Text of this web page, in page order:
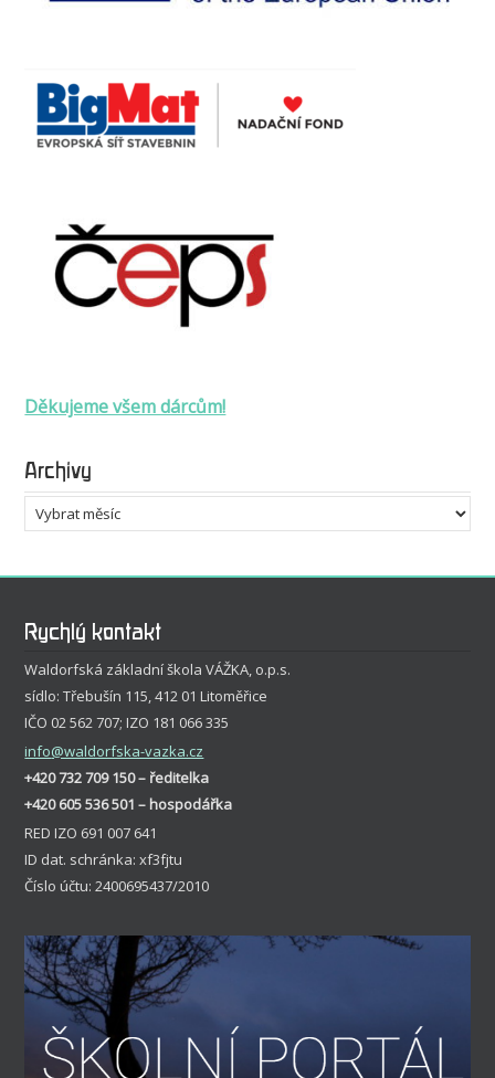
Děkujeme všem dárcům!
Archivy
Archivy
Rychlý kontakt
Waldorfská základní škola VÁŽKA, o.p.s.
sídlo: Třebušín 115, 412 01 Litoměřice
IČO 02 562 707; IZO 181 066 335
info@waldorfska-vazka.cz
+420 732 709 150 – ředitelka
+420 605 536 501 – hospodářka
RED IZO 691 007 641
ID dat. schránka: xf3fjtu
Číslo účtu: 2400695437/2010